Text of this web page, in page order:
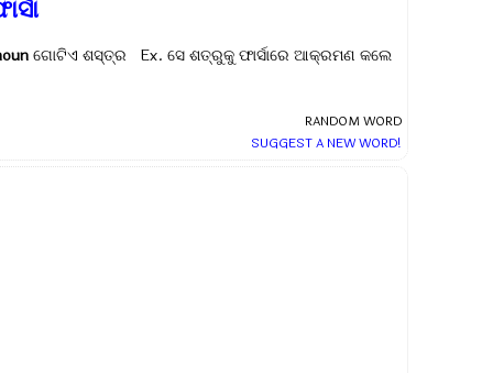
ଗୋଟିଏ ଶସ୍ତ୍ର Ex. ସେ ଶତ୍ରୁକୁ ଫାର୍ସାରେ ଆକ୍ରମଣ କଲେ
RANDOM WORD
SUGGEST A NEW WORD!